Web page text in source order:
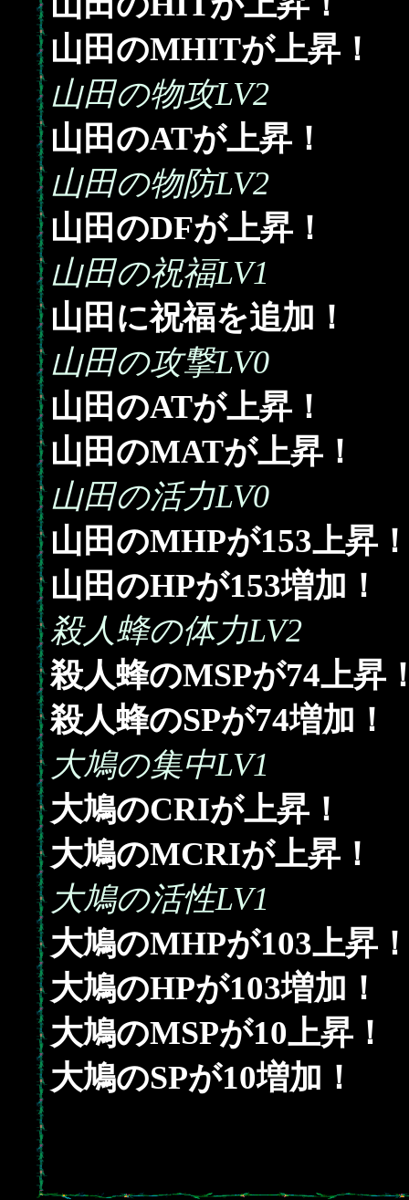
山田のMHITが上昇！
山田の物攻LV2
山田のATが上昇！
山田の物防LV2
山田のDFが上昇！
山田の祝福LV1
山田に祝福を追加！
山田の攻撃LV0
山田のATが上昇！
山田のMATが上昇！
山田の活力LV0
山田のMHPが153上昇
山田のHPが153増加！
殺人蜂の体力LV2
殺人蜂のMSPが74上昇
殺人蜂のSPが74増加！
大鳩の集中LV1
大鳩のCRIが上昇！
大鳩のMCRIが上昇！
大鳩の活性LV1
大鳩のMHPが103上昇
大鳩のHPが103増加！
大鳩のMSPが10上昇！
大鳩のSPが10増加！